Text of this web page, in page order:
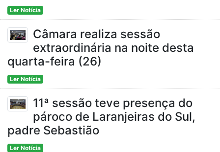
Ler Notícia
Câmara realiza sessão
extraordinária na noite desta
quarta-feira (26)
Ler Notícia
11ª sessão teve presença do
pároco de Laranjeiras do Sul,
padre Sebastião
Ler Notícia